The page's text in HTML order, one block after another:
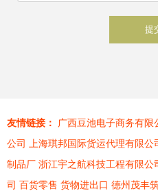
友情链接： 广西豆池电子商务有限
公司
上海琪邦国际货运代理有限公
制品厂 浙江宇之航科技工程有限公
司 百货零售 货物进出口 德州茂丰